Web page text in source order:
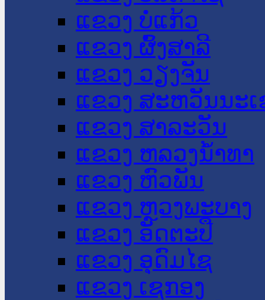
ແຂວງ ບໍ່ແກ້ວ
ແຂວງ ຜົ້ງສາລີ
ແຂວງ ວຽງຈັນ
ແຂວງ ສະຫວັນນະ
ແຂວງ ສາລະວັນ
ແຂວງ ຫລວງນໍ້າທາ
ແຂວງ ຫົວພັນ
ແຂວງ ຫຼວງພະບາງ
ແຂວງ ອັດຕະປື
ແຂວງ ອຸດົມໄຊ
ແຂວງ ເຊກອງ